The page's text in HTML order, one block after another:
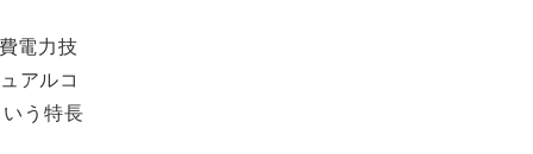
電力技
アルコ
う特長